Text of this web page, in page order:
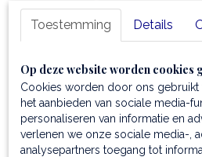
dezeprachtige dokterstas
volnerf leder; handmatig
plantaardig gelooid;
dedokterstas annex reistas
voering
Kenmerken
dereistasheeft een rigide
en 1 compartiment
Toestemming Details
Op deze website worden cookies
Cookies worden door ons gebruikt
het aanbieden van sociale media-
personaliseren van informatie en
verlenen we onze sociale media-,
analysepartners toegang tot